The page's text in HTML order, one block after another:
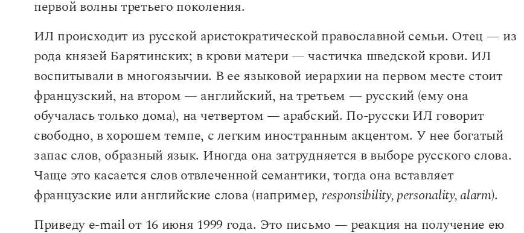
первой волны третьего поколения.
ИЛ происходит из русской аристократической православной семьи. Отец — из
рода князей Барятинских; в крови матери — частичка шведской крови. ИЛ
воспитывали в многоязычии. В ее языковой иерархии на первом месте стоит
французский, на втором — английский, на третьем — русский (ему она
обучалась только дома), на четвертом — арабский. По-русски ИЛ говорит
свободно, в хорошем темпе, с легким иностранным акцентом. У нее богатый
запас слов, образный язык. Иногда она затрудняется в выборе русского слова.
Чаще это касается слов отвлеченной семантики, тогда она вставляет
французские или английские слова (например, responsibility, personality, alarm).
Приведу e-mail от 16 июня 1999 года. Это письмо — реакция на получение ею